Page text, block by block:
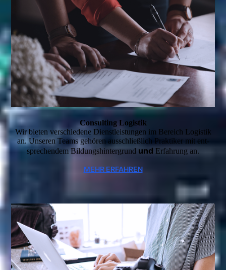
Consulting Logistik
Wir bieten verschiedene Dienstleistungen im Bereich Logistik
an. Unseren Teams gehören ausschließlich Praktiker mit ent­
sprechen­dem Bildungs­hintergrund und Erfahrung an.
MEHR ERFAHREN